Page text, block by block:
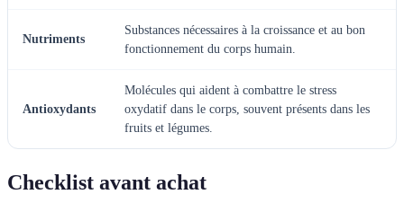
Nutriments
Substances nécessaires à la croissance et au bon
fonctionnement du corps humain.
Antioxydants
Molécules qui aident à combattre le stress
oxydatif dans le corps, souvent présents dans les
fruits et légumes.
Checklist avant achat